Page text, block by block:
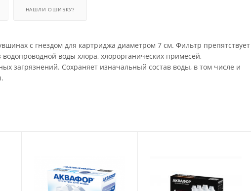
НАШЛИ ОШИБКУ?
с гнездом для картриджа диаметром 7 см. Фильтр препятствует
воды хлора, хлорорганических примесей,
загрязнений. Сохраняет изначальный состав воды, в том числе и